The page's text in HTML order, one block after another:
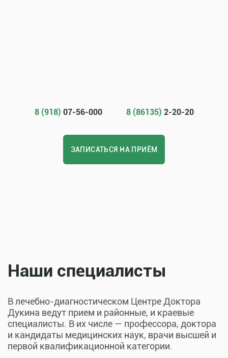
8 (918) 07-56-000 8 (86135) 2-20-20
ЗАПИСАТЬСЯ НА ПРИЁМ
Наши специалисты
В лечебно-диагностическом Центре Доктора
Дукина ведут прием и районные, и краевые
специалисты. В их числе — профессора, доктора
и кандидаты медицинских наук, врачи высшей и
первой квалификационной категории.